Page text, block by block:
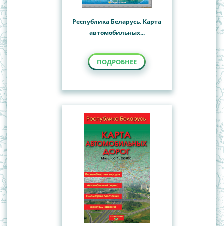
Республика Беларусь. Карта
автомобильных...
ПОДРОБНЕЕ